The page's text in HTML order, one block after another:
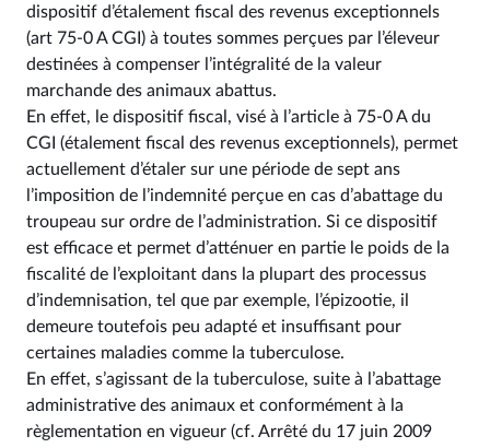
dispositif d’étalement fiscal des revenus exceptionnels
(art 75‑0 A CGI) à toutes sommes perçues par l’éleveur
destinées à compenser l’intégralité de la valeur
marchande des animaux abattus.
En effet, le dispositif fiscal, visé à l’article à 75‑0 A du
CGI (étalement fiscal des revenus exceptionnels), permet
actuellement d’étaler sur une période de sept ans
l’imposition de l’indemnité perçue en cas d’abattage du
troupeau sur ordre de l’administration. Si ce dispositif
est efficace et permet d’atténuer en partie le poids de la
fiscalité de l’exploitant dans la plupart des processus
d’indemnisation, tel que par exemple, l’épizootie, il
demeure toutefois peu adapté et insuffisant pour
certaines maladies comme la tuberculose.
En effet, s’agissant de la tuberculose, suite à l’abattage
administrative des animaux et conformément à la
règlementation en vigueur (cf. Arrêté du 17 juin 2009